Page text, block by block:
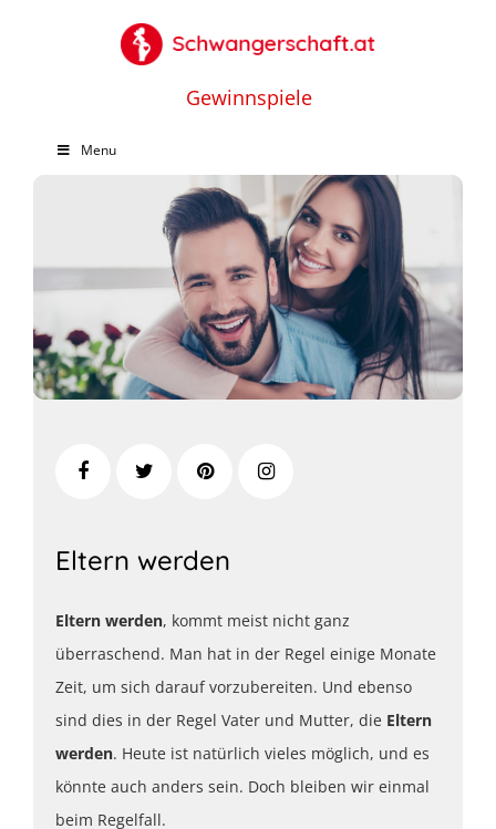
Gewinnspiele
Menu
Eltern werden
Eltern werden, kommt meist nicht ganz
überraschend. Man hat in der Regel einige Monate
Zeit, um sich darauf vorzubereiten. Und ebenso
sind dies in der Regel Vater und Mutter, die Eltern
werden. Heute ist natürlich vieles möglich, und es
könnte auch anders sein. Doch bleiben wir einmal
beim Regelfall.